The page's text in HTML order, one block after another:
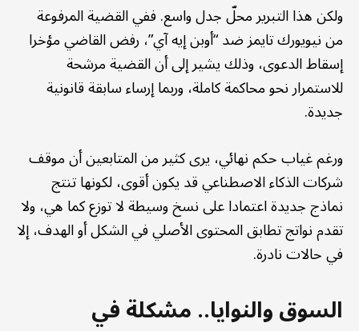
ولكن هذا التبرير محلّ جدل واسع. ففي القضية المرفوعة
من نيويورك تايمز ضد “أوبن إيه آي”، رفض القاضي مؤخرا
إسقاط الدعوى، وذلك يشير إلى أن القضية مرشحة
للاستمرار نحو محاكمة كاملة، وربما إرساء سابقة قانونية
جديدة.
ورغم غياب حكم نهائي، يرى كثير من المتابعين أن موقف
شركات الذكاء الاصطناعي قد يكون أقوى، لكونها تنتج
نماذج جديدة اعتمادا على نسخ وسيطة لا توزع كما هي، ولا
تقدم نواتج تطابق المحتوى الأصلي في الشكل أو الهدف، إلا
في حالات نادرة.
السوق والنوايا.. مشكلة في